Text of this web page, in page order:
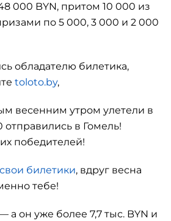
000 BYN, притом 10 000 из
по 5 000, 3 000 и 2 000
обладателю билетика,
toloto.by,
весенним утром улетели в
в Гомель!
победителей!
билетики, вдруг весна
тебе!
а он уже более 7,7 тыс. BYN и